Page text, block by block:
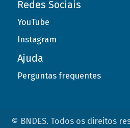
Redes Sociais
YouTube
Instagram
Ajuda
Perguntas frequentes
© BNDES. Todos os direitos